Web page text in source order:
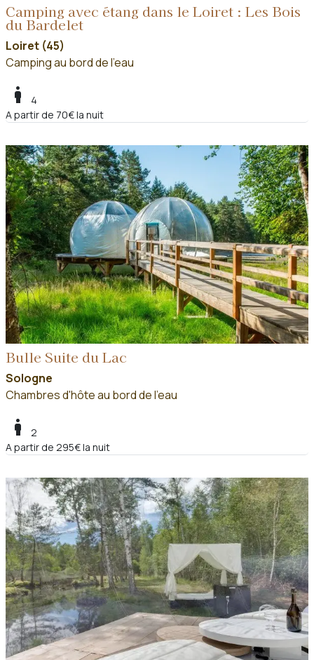
Camping avec étang dans le Loiret : Les Bois
du Bardelet
Loiret (45)
Camping au bord de l'eau
boy
4
A partir de 70€ la nuit
Bulle Suite du Lac
Sologne
Chambres d'hôte au bord de l'eau
boy
2
A partir de 295€ la nuit